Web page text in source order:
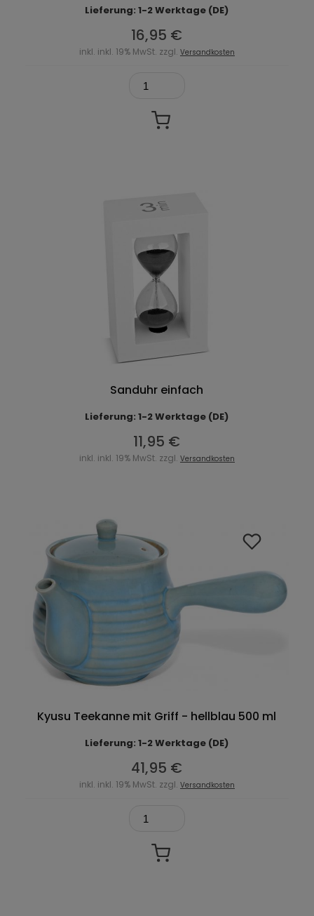
Lieferung: 1-2 Werktage (DE)
16,95 €
inkl. inkl. 19% MwSt. zzgl. Versandkosten
Sanduhr einfach
Lieferung: 1-2 Werktage (DE)
11,95 €
inkl. inkl. 19% MwSt. zzgl. Versandkosten
Kyusu Teekanne mit Griff - hellblau 500 ml
Lieferung: 1-2 Werktage (DE)
41,95 €
inkl. inkl. 19% MwSt. zzgl. Versandkosten